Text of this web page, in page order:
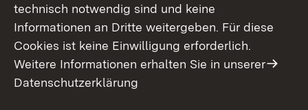
technisch notwendig sind und keine
Informationen an Dritte weitergeben. Für diese
Cookies ist keine Einwilligung erforderlich.
Weitere Informationen erhalten Sie in unserer
Datenschutzerklärung